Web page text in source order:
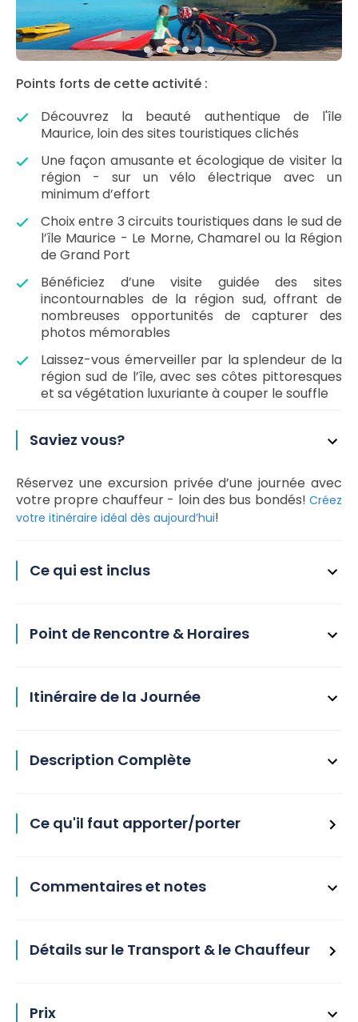
Points forts de cette activité :
Découvrez la beauté authentique de l'île
Maurice, loin des sites touristiques clichés
Une façon amusante et écologique de visiter la
région - sur un vélo électrique avec un
minimum d’effort
Choix entre 3 circuits touristiques dans le sud de
l’île Maurice - Le Morne, Chamarel ou la Région
de Grand Port
Bénéficiez d’une visite guidée des sites
incontournables de la région sud, offrant de
nombreuses opportunités de capturer des
photos mémorables
Laissez-vous émerveiller par la splendeur de la
région sud de l’île, avec ses côtes pittoresques
et sa végétation luxuriante à couper le souffle
Saviez vous?
Réservez une excursion privée d’une journée avec
votre propre chauffeur - loin des bus bondés! Créez
votre itinéraire idéal dès aujourd’hui!
Ce qui est inclus
Point de Rencontre & Horaires
Itinéraire de la Journée
Description Complète
Ce qu'il faut apporter/porter
Commentaires et notes
Détails sur le Transport & le Chauffeur
Prix